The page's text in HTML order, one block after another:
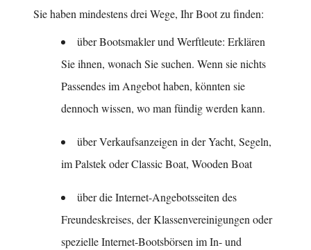
Sie haben mindestens drei Wege, Ihr Boot zu finden:
über Bootsmakler und Werftleute: Erklären
Sie ihnen, wonach Sie suchen. Wenn sie nichts
Passendes im Angebot haben, könnten sie
dennoch wissen, wo man fündig werden kann.
über Verkaufsanzeigen in der Yacht, Segeln,
im Palstek oder Classic Boat, Wooden Boat
über die Internet-Angebotsseiten des
Freundeskreises, der Klassenvereinigungen oder
spezielle Internet-Bootsbörsen im In- und